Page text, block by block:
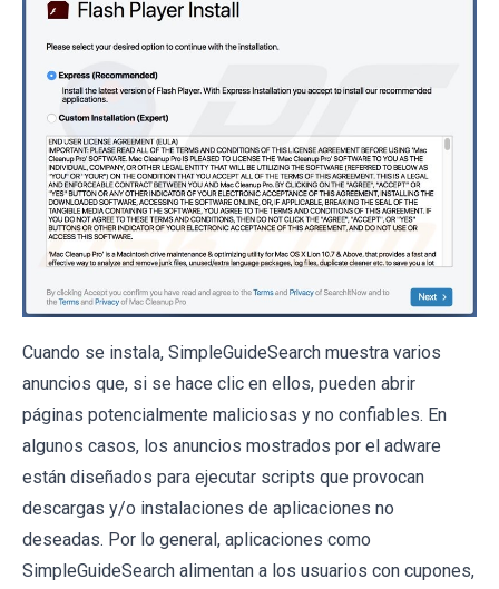
Cuando se instala, SimpleGuideSearch muestra varios
anuncios que, si se hace clic en ellos, pueden abrir
páginas potencialmente maliciosas y no confiables. En
algunos casos, los anuncios mostrados por el adware
están diseñados para ejecutar scripts que provocan
descargas y/o instalaciones de aplicaciones no
deseadas. Por lo general, aplicaciones como
SimpleGuideSearch alimentan a los usuarios con cupones,